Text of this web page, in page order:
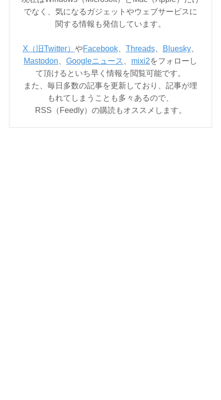
でなく、気になるガジェットやウェブサービスに
関する情報も発信しています。
X（旧Twitter） やFacebook、 Threads、 Bluesky、
Mastodon
Googleニュース mixi2をフォローし
て頂けるといち早く情報を閲覧可能です。
また、毎日多数の記事を更新しており、記事が埋
もれてしまうことも多々あるので、
RSS（Feedly）の購読もオススメします。